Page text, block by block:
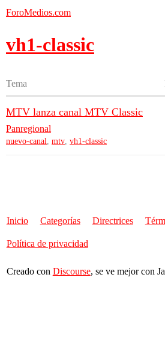
ForoMedios.com
vh1-classic
Tema
MTV lanza canal MTV Classic
Panregional
nuevo-canal, mtv, vh1-classic
Inicio Categorías Directrices
Política de privacidad
Creado con Discourse, se ve mejor con